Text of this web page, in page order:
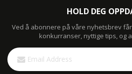
HOLD DEG
Ved å abonnere på våre nyhetsbrev
konkurranser, nyttige tips, og
Sign
Up
for